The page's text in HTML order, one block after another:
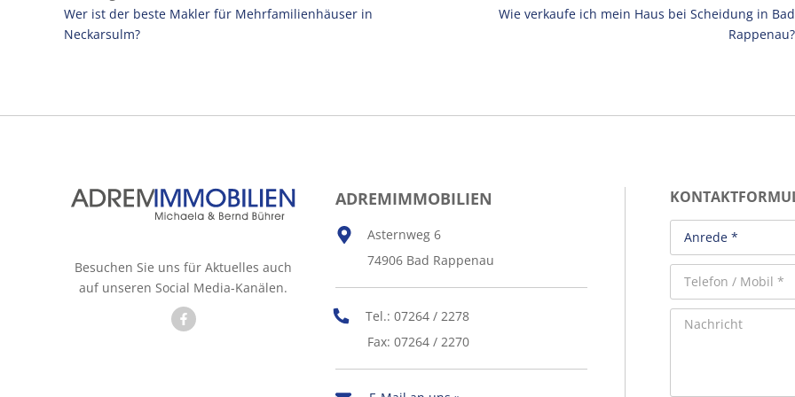
Wer ist der beste Makler für Mehrfamilienhäuser in
Neckarsulm?
Wie verkaufe ich mein Haus bei Scheidung in Bad
Rappenau?
Besuchen Sie uns für Aktuelles auch
auf unseren Social Media-Kanälen.
ADREMIMMOBILIEN
Asternweg 6
74906 Bad Rappenau
Tel.: 07264 / 2278
Fax: 07264 / 2270